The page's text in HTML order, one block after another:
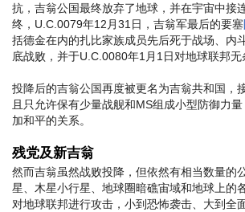
抗，吉翁公国最终放弃了地球，并在宇宙中接
终，U.C.0079年12月31日，吉翁军最后的要塞
括德金在内的扎比家族成员先后死于战场、内
底战败，并于U.C.0080年1月1日对地球联邦无
投降后的吉翁公国再度被更名为吉翁共和国，
且只允许保有少量战舰和MS组成小型防御力
加和平的关系。
残党及新吉翁
然而吉翁虽然战败投降，但依然有相当数量的
星、木星小行星、地球圈暗礁宙域和地球上的
对地球联邦进行攻击，小到恐怖袭击、大到全